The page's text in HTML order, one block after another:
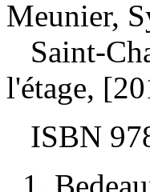
Meunier,
Saint-
l'étage,
ISBN
1.